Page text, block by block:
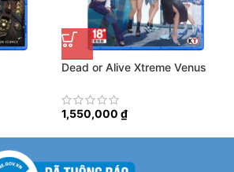
Dead or Alive Xtreme Venus
1,550,000 ₫